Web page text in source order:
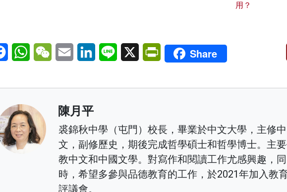
用？
FacebookWhatsAppWeChatEmail LinkedInLine X PrintFriendly
Share
陳月平
裘錦秋中學（屯門）校長，畢業於中文大學，主修中
文，副修歷史，期後完成哲學碩士和哲學博士。主
教中文和中國文學。對寫作和閱讀工作尤感興趣，同
時，希望多參與品德教育的工作，於2021年加入教
評議會。